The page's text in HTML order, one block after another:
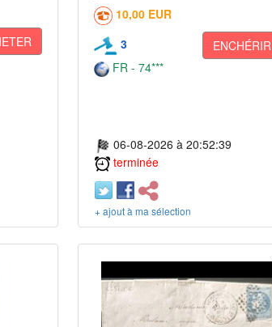
10,00 EUR
3
ENCHÉRIR
FR - 74***
06-08-2026 à 20:52:39
terminée
+ ajout à ma sélection